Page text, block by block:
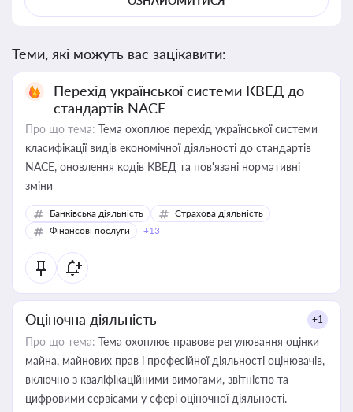
Теми, які можуть вас зацікавити:
Перехід української системи КВЕД до
стандартів NACE
Про що тема: Тема охоплює перехід української системи
класифікації видів економічної діяльності до стандартів
NACE, оновлення кодів КВЕД та пов'язані нормативні
зміни
Банківська діяльність
Страхова діяльність
Фінансові послуги
+13
Оціночна діяльність +1
Про що тема: Тема охоплює правове регулювання оцінки
майна, майнових прав і професійної діяльності оцінювачів,
включно з кваліфікаційними вимогами, звітністю та
цифровими сервісами у сфері оціночної діяльності.